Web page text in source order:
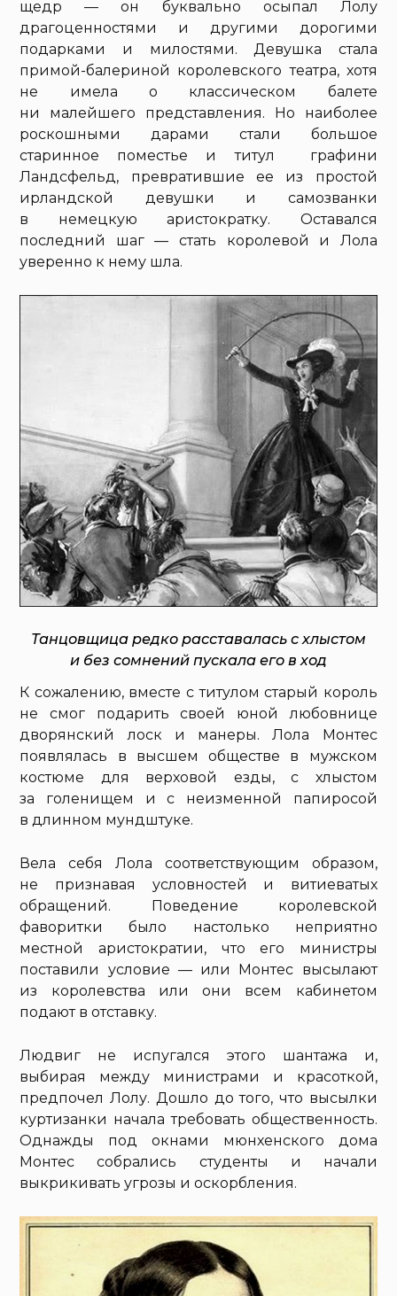
щедр — он буквально осыпал Лолу
драгоценностями и другими дорогими
подарками и милостями. Девушка стала
примой-балериной королевского театра, хотя
не имела о классическом балете
ни малейшего представления. Но наиболее
роскошными дарами стали большое
старинное поместье и титул графини
Ландсфельд, превратившие ее из простой
ирландской девушки и самозванки
в немецкую аристократку. Оставался
последний шаг — стать королевой и Лола
уверенно к нему шла.
Танцовщица редко расставалась с хлыстом
и без сомнений пускала его в ход
К сожалению, вместе с титулом старый король
не смог подарить своей юной любовнице
дворянский лоск и манеры. Лола Монтес
появлялась в высшем обществе в мужском
костюме для верховой езды, с хлыстом
за голенищем и с неизменной папиросой
в длинном мундштуке.
Вела себя Лола соответствующим образом,
не признавая условностей и витиеватых
обращений. Поведение королевской
фаворитки было настолько неприятно
местной аристократии, что его министры
поставили условие — или Монтес высылают
из королевства или они всем кабинетом
подают в отставку.
Людвиг не испугался этого шантажа и,
выбирая между министрами и красоткой,
предпочел Лолу. Дошло до того, что высылки
куртизанки начала требовать общественность.
Однажды под окнами мюнхенского дома
Монтес собрались студенты и начали
выкрикивать угрозы и оскорбления.